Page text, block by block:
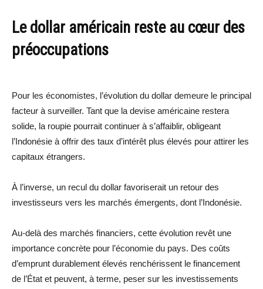
Le dollar américain reste au cœur des
préoccupations
Pour les économistes, l’évolution du dollar demeure le principal
facteur à surveiller. Tant que la devise américaine restera
solide, la roupie pourrait continuer à s’affaiblir, obligeant
l’Indonésie à offrir des taux d’intérêt plus élevés pour attirer les
capitaux étrangers.
À l’inverse, un recul du dollar favoriserait un retour des
investisseurs vers les marchés émergents, dont l’Indonésie.
Au-delà des marchés financiers, cette évolution revêt une
importance concrète pour l’économie du pays. Des coûts
d’emprunt durablement élevés renchérissent le financement
de l’État et peuvent, à terme, peser sur les investissements